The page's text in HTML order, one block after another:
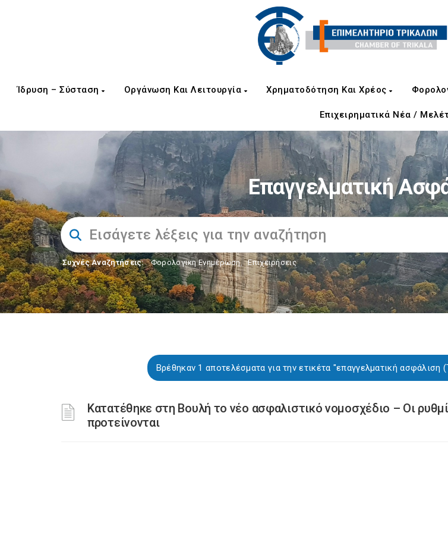
Ίδρυση – Σύσταση Οργάνωση Και Λειτουργία Χρηματοδότηση Και Χρέος
Επιχειρηματικά Νέα /
Επαγγελματική
Συχνές Αναζητήσεις: Φορολογικη Ενημέρωση, Επιχειρήσεις
Βρέθηκαν 1 αποτελέσματα για την ετικέτα "επαγγελματική ασφάλιση
Κατατέθηκε στη Βουλή το νέο ασφαλιστικό νομοσχέδιο – Οι
προτείνονται